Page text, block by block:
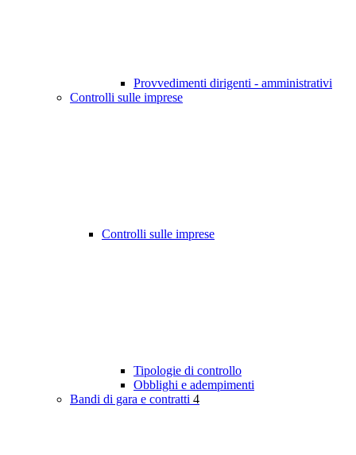
Provvedimenti dirigenti - amministrativi
Controlli sulle imprese
Controlli sulle imprese
Tipologie di controllo
Obblighi e adempimenti
Bandi di gara e contratti 4